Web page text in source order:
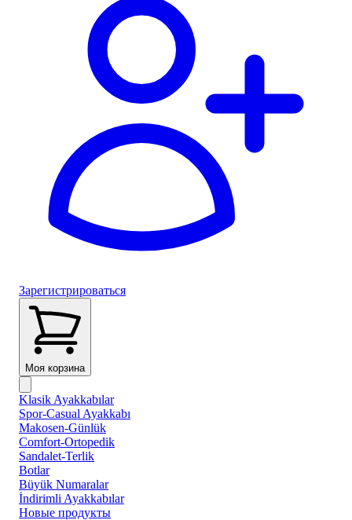
Зарегистрироваться
Моя корзина
Klasik Ayakkabılar
Spor-Casual Ayakkabı
Makosen-Günlük
Comfort-Ortopedik
Sandalet-Terlik
Botlar
Büyük Numaralar
İndirimli Ayakkabılar
Новые продукты